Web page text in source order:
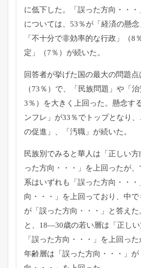
に低下した。「 誤った方向・・
については、53％が「 経済の懸
「不十分で非効率的な行政」（8％
定」（7％）が続いた。
回答者が挙げた国の最大の問題点
（73％）で、
「民族問題」や「
3％）を大きく上回った。 懸念す
ンフレ」が33％でトップとなり、
の促進」、「汚職」が続いた。
民族別でみると華人は「正しい
った方向・・・
」を上回ったが
系はいずれも「誤った方向・・
向・・・」を上回っており、 中で
が「誤った方向・・・」と答えた
と、18―30歳の若い層は「正しい
「誤った方向・・・」を上回っ
年齢層は「 誤った方向・・・」